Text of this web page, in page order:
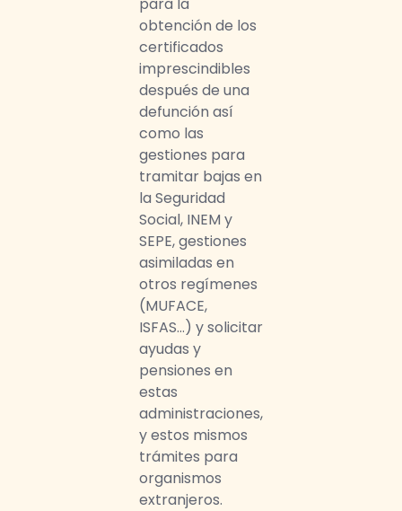
obtención de los
certificados
imprescindibles
después de una
defunción así
como las
gestiones para
tramitar bajas en
la Seguridad
Social, INEM y
SEPE, gestiones
asimiladas en
otros regímenes
(MUFACE,
ISFAS…) y solicitar
ayudas y
pensiones en
estas
administraciones,
y estos mismos
trámites para
organismos
extranjeros.